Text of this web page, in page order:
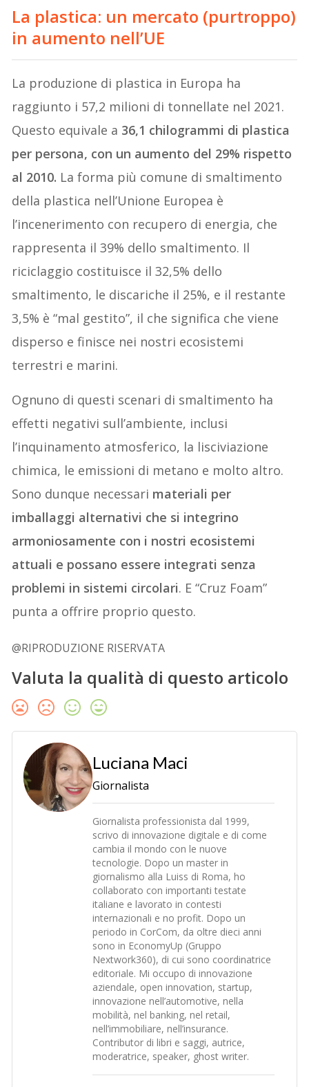
La plastica: un mercato (purtroppo)
in aumento nell’UE
La produzione di plastica in Europa ha
raggiunto i 57,2 milioni di tonnellate nel 2021.
Questo equivale a 36,1 chilogrammi di plastica
per persona, con un aumento del 29% rispetto
al 2010. La forma più comune di smaltimento
della plastica nell’Unione Europea è
l’incenerimento con recupero di energia, che
rappresenta il 39% dello smaltimento. Il
riciclaggio costituisce il 32,5% dello
smaltimento, le discariche il 25%, e il restante
3,5% è “mal gestito”, il che significa che viene
disperso e finisce nei nostri ecosistemi
terrestri e marini.
Ognuno di questi scenari di smaltimento ha
effetti negativi sull’ambiente, inclusi
l’inquinamento atmosferico, la lisciviazione
chimica, le emissioni di metano e molto altro.
Sono dunque necessari materiali per
imballaggi alternativi che si integrino
armoniosamente con i nostri ecosistemi
attuali e possano essere integrati senza
problemi in sistemi circolari. E “Cruz Foam”
punta a offrire proprio questo.
@RIPRODUZIONE RISERVATA
Valuta la qualità di questo articolo
Luciana Maci
Giornalista
Giornalista professionista dal 1999,
scrivo di innovazione digitale e di come
cambia il mondo con le nuove
tecnologie. Dopo un master in
giornalismo alla Luiss di Roma, ho
collaborato con importanti testate
italiane e lavorato in contesti
internazionali e no profit. Dopo un
periodo in CorCom, da oltre dieci anni
sono in EconomyUp (Gruppo
Nextwork360), di cui sono coordinatrice
editoriale. Mi occupo di innovazione
aziendale, open innovation, startup,
innovazione nell’automotive, nella
mobilità, nel banking, nel retail,
nell’immobiliare, nell’insurance.
Contributor di libri e saggi, autrice,
moderatrice, speaker, ghost writer.